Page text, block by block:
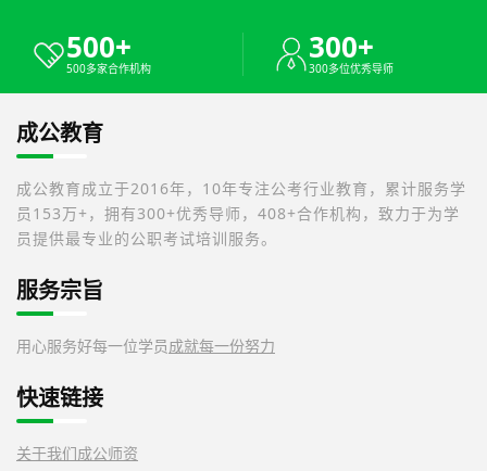
500+
500多家合作机构
300+
300多位优秀导师
成公教育
成公教育成立于2016年，10年专注公考行业教育，累计服务学
员153万+，拥有300+优秀导师，408+合作机构，致力于为学
员提供最专业的公职考试培训服务。
服务宗旨
用心服务好每一位学员成就每一份努力
快速链接
关于我们成公师资